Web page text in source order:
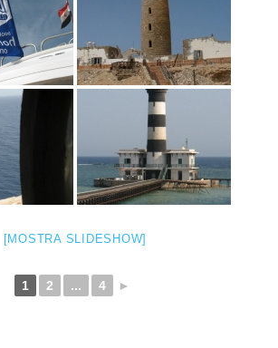
[MOSTRA SLIDESHOW]
1 2 ... 4 ►